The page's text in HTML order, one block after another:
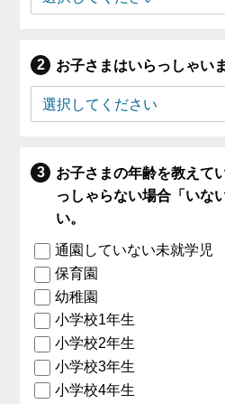
お子さまはいらっしゃい
お子さまの年齢を教えて
っしゃらない場合「いな
い。
通園していない未就学児
保育園
幼稚園
小学校1年生
小学校2年生
小学校3年生
小学校4年生